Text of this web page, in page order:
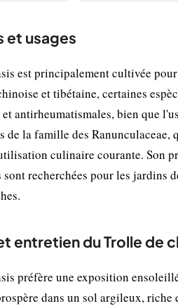
et usages
est principalement cultivée
et tibétaine, certaines
antirheumatismales, bien que
de la famille des
culinaire courante. Son
recherchées pour les jardins
entretien du Trolle de
préfère une exposition
dans un sol argileux,